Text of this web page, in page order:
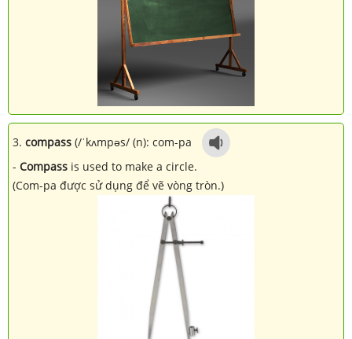
3. compass (/ˈkʌmpəs/ (n): com-pa
- Compass is used to make a circle.
(Com-pa được sử dụng để vẽ vòng tròn.)